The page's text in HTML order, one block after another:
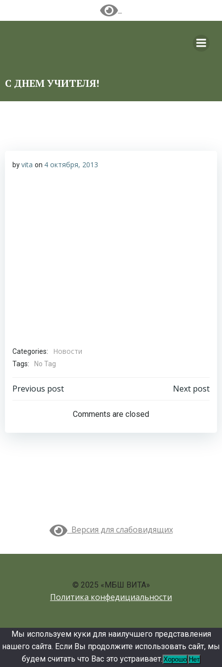
С ДНЕМ УЧИТЕЛЯ!
byvita on 4 октября, 2013
Categories: Новости
Tags: No Tag
Навигация
записям
Previous post
Навигация
по
записям
Next post
Comments are closed
Версия для слабовидящих
© 2025 «МБШ ВИТА»
Политика конфедициальности
Мы используем куки для наилучшего представления
нашего сайта. Если Вы продолжите использовать сайт, мы
будем считать что Вас это устраивает. Хорошо Нет